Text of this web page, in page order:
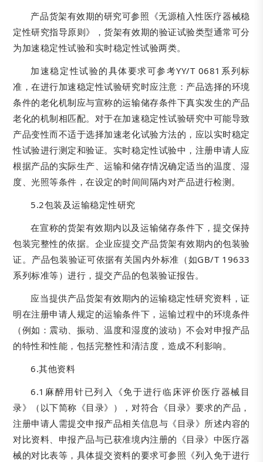
产品货架有效期的研究可参照《无源植入性医疗器械稳
定性研究指导原则》，货架有效期的验证试验类型通常可分
为加速稳定性试验和实时稳定性试验两类。
加速稳定性试验的具体要求可参考YY/T 0681系列标
准，在进行加速稳定性试验研究时应注意：产品选择的环境
条件的老化机制应与宣称的运输储存条件下真实发生的产品
老化的机制相匹配。对于在加速稳定性试验研究中可能导致
产品变性而不适于选择加速老化试验方法的，应以实时稳定
性试验进行测定和验证。实时稳定性试验中，注册申请人应
根据产品的实际生产、运输和储存情况确定适当的温度、湿
度、光照等条件，在设定的时间间隔内对产品进行检测。
5.2包装及运输稳定性研究
在宣称的货架有效期内以及运输储存条件下，提交保持
包装完整性的依据。企业应提交产品货架有效期内的包装验
证。产品包装验证可依据有关国内外标准（如GB/T 19633
系列标准等）进行，提交产品的包装验证报告。
应当提供产品货架有效期内的运输稳定性研究资料，证
明在注册申请人规定的运输条件下，运输过程中的环境条件
（例如：震动、振动、温度和湿度的波动）不会对申报产品
的特性和性能，包括完整性和清洁度，造成不利影响。
6.其他资料
6.1麻醉用针已列入《免于进行临床评价医疗器械目
录》（以下简称《目录》），对符合《目录》要求的产品，
注册申请人需提交申报产品相关信息与《目录》所述内容的
对比资料、申报产品与已获准境内注册的《目录》中医疗器
械的对比表等，具体提交资料的要求可参照《列入免于进行